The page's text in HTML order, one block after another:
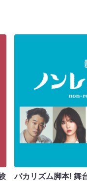
バカリズム脚本! 舞